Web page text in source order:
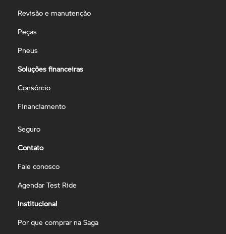
Revisão e manutenção
Peças
Pneus
Soluções financeiras
Consórcio
Financiamento
Seguro
Contato
Fale conosco
Agendar Test Ride
Institucional
Por que comprar na Saga